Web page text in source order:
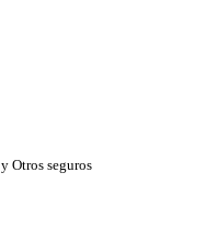
Otros seguros